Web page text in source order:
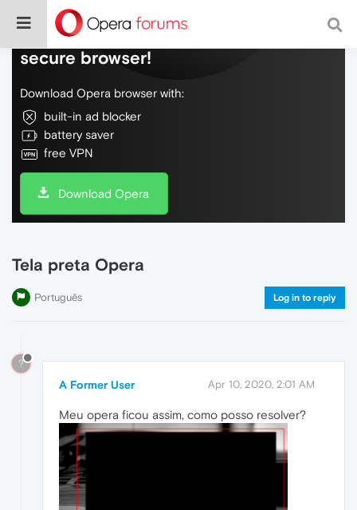
Do more on the web, with a fast and
secure browser!
Download Opera browser with:
built-in ad blocker
battery saver
free VPN
Download Opera
Tela preta Opera
Português Log in to reply
?
A Former User Apr 10, 2020, 2:01 AM
Meu opera ficou assim, como posso resolver?